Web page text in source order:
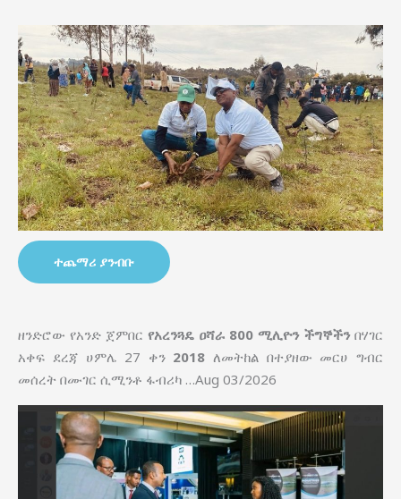
ተጨማሪ ያንብቡ
ዘንድሮው የአንድ ጀምበር የአረንጓዴ ዐሻራ 800 ሚሊዮን ችግኞችንበሃገር
አቀፍ ደረጃ ሀምሌ 27 ቀን 2018ለመትከል በተያዘው መርሀ ግብር
መሰረት በሙገር ሲሚንቶ ፋብሪካ …Aug 03/2026